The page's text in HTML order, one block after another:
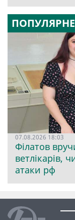
07.08.2026 18:03
Філатов
ветлікарів,
атаки рф